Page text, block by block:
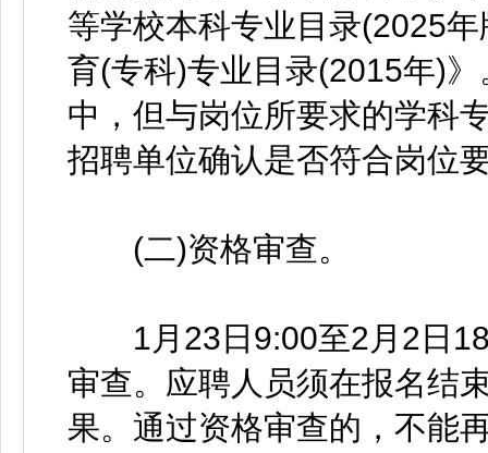
等学校本科专业目录(2025
育(专科)专业目录(2015年)
中，但与岗位所要求的学科
招聘单位确认是否符合岗位
(二)资格审查。
1月23日9:00至2月2日
审查。应聘人员须在报名结
果。通过资格审查的，不能